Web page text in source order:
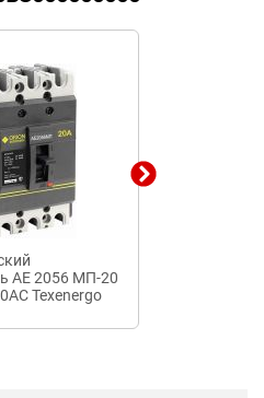
АЕ 2056 МП-20
Texenergo